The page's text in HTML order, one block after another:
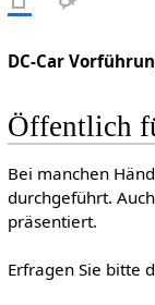
DC-Car
Öffentlich
Bei manchen
durchgeführt.
präsentiert.
Erfragen Sie bitte